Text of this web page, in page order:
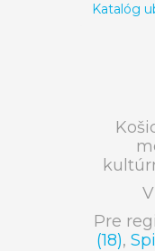
Katalóg
Pre
(18),